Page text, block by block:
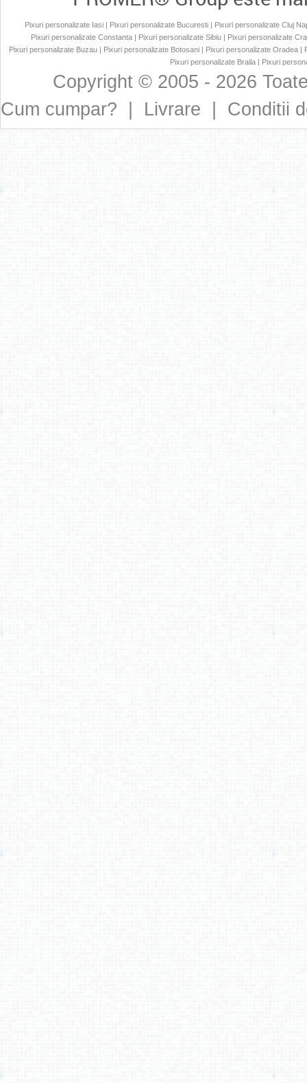
Pixuri personalizate Iasi| Pixuri personalizate Bucuresti| Pixuri personalizate Cluj
Pixuri personalizate Constanta | Pixuri personalizate Sibiu | Pixuri personalizate
Pixuri personalizate Buzau| Pixuri personalizate Botosani| Pixuri personalizate Oradea|
Pixuri personalizate Braila| Pixuri
Copyright © 2005 - 2026
Cum cumpar?
Livrare Conditii